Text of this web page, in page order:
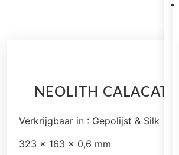
NEOLITH
Verkrijgbaar in : Gepolijst & Silk
323 x 163 x 0,6 mm